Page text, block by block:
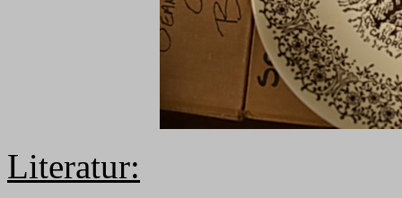
Literatur: